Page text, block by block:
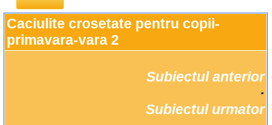
Caciulite crosetate pentru copii-
primavara-vara 2
Subiectul anterior
Subiectul urmator